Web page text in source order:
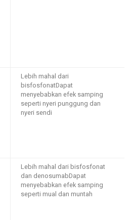
Lebih mahal dari
bisfosfonatDapat
menyebabkan efek samping
seperti nyeri punggung dan
nyeri sendi
Lebih mahal dari bisfosfonat
dan denosumabDapat
menyebabkan efek samping
seperti mual dan muntah